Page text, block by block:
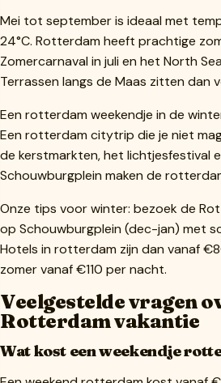
Mei tot september is ideaal met
24°C. Rotterdam heeft prachtige
Zomercarnaval in juli en het North
Terrassen langs de Maas zitten dan
Een rotterdam weekendje in de
Een rotterdam citytrip die je niet
de kerstmarkten, het lichtjesfestival
Schouwburgplein maken de
Onze tips voor winter: bezoek de
op Schouwburgplein (dec-jan) met
Hotels in rotterdam zijn dan vanaf
zomer vanaf €110 per nacht.
Veelgestelde vragen
Rotterdam vakantie
Wat kost een weekendje